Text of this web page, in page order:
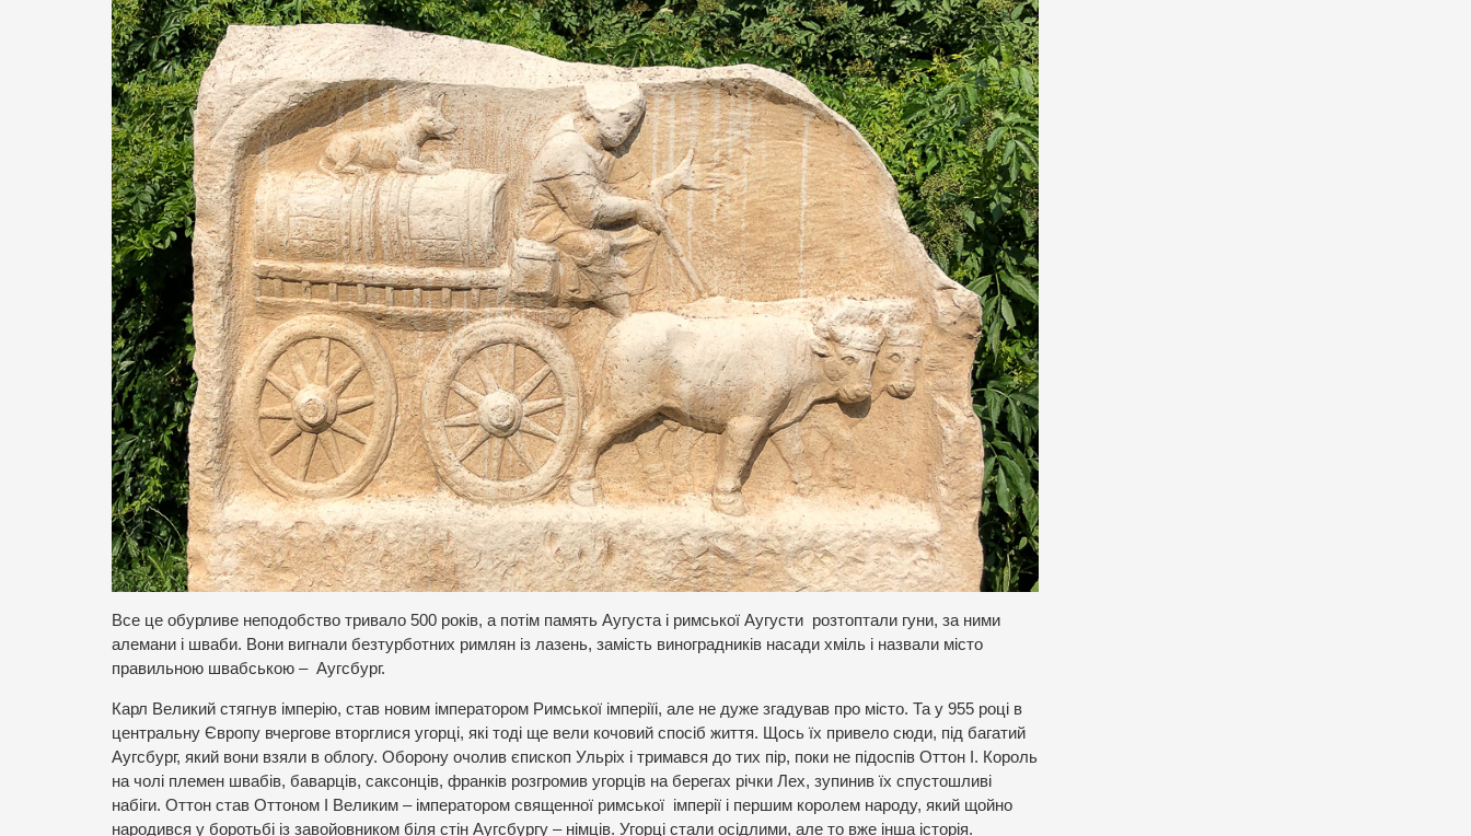
Все це обурливе неподобство тривало 500 років, а потім память Аугуста і римської Аугусти розтоптали гуни, за ними
алемани і шваби. Вони вигнали безтурботних римлян із лазень, замість виноградників насади хміль і назвали місто
правильною швабською – Аугсбург.
Карл Великий стягнув імперію, став новим імператором Римської імперіїі, але не дуже згадував про місто. Та у 955 році в
центральну Європу вчергове вторглися угорці, які тоді ще вели кочовий спосіб життя. Щось їх привело сюди, під багатий
Аугсбург, який вони взяли в облогу. Оборону очолив єпископ Ульріх і тримався до тих пір, поки не підоспів Оттон I. Король
на чолі племен швабів, баварців, саксонців, франків розгромив угорців на берегах річки Лех, зупинив їх спустошливі
набіги. Оттон став Оттоном І Великим – імператором священної римської імперії і першим королем народу, який щойно
народився у боротьбі із завойовником біля стін Аугсбургу – німців. Угорці стали осідлими, але то вже інша історія.